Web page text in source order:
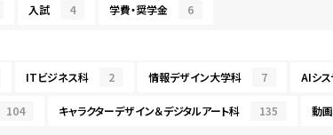
入試 4 学費・奨学金 6
ITビジネス科 2 情報デザイン大学科 7 AIシ
104 キャラクターデザイン＆デジタルアート科 135 動